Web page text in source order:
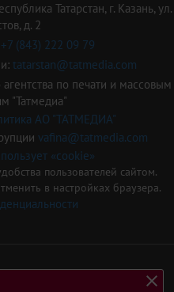
Татарстан, г. Казань, ул.
д. 2
+7 (843) 222 09 79
tatarstan@tatmedia.com
по печати и массовым
"Татмедиа"
АО "ТАТМЕДИА"
vafina@tatmedia.com
«cookie»
пользователей сайтом.
в настройках браузера.
издание «Татарстан»